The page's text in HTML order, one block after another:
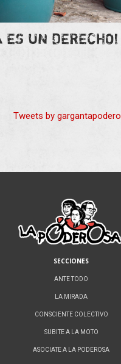
ES UN DERECHO!
Tweets by gargantapodero
SECCIONES
ANTE TODO
LA MIRADA
CONSCIENTE COLECTIVO
SUBITE A LA MOTO
ASOCIATE A LA PODEROSA